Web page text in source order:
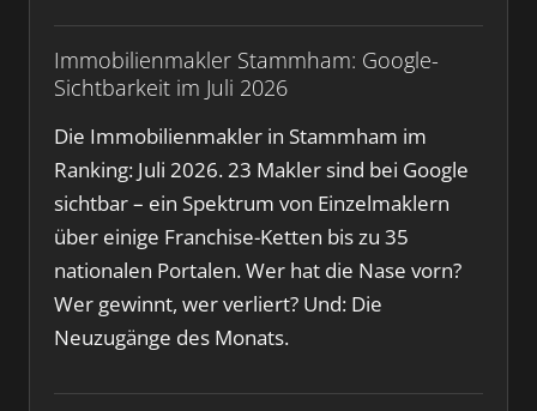
Immobilienmakler Stammham: Google-
Sichtbarkeit im Juli 2026
Die Immobilienmakler in Stammham im
Ranking: Juli 2026. 23 Makler sind bei Google
sichtbar – ein Spektrum von Einzelmaklern
über einige Franchise-Ketten bis zu 35
nationalen Portalen. Wer hat die Nase vorn?
Wer gewinnt, wer verliert? Und: Die
Neuzugänge des Monats.